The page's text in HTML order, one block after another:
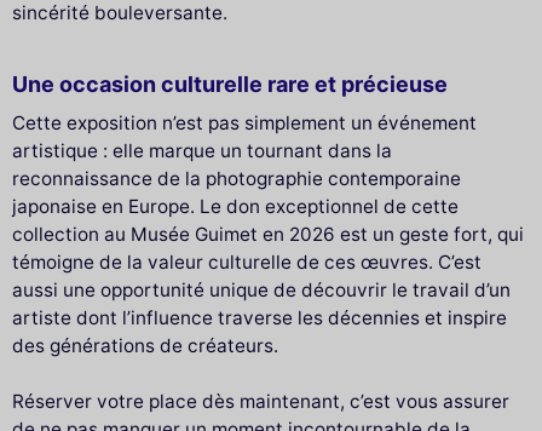
sincérité bouleversante.
Une occasion culturelle rare et précieuse
Cette exposition n’est pas simplement un événement
artistique : elle marque un tournant dans la
reconnaissance de la photographie contemporaine
japonaise en Europe. Le don exceptionnel de cette
collection au Musée Guimet en 2026 est un geste fort, qui
témoigne de la valeur culturelle de ces œuvres. C’est
aussi une opportunité unique de découvrir le travail d’un
artiste dont l’influence traverse les décennies et inspire
des générations de créateurs.
Réserver votre place dès maintenant, c’est vous assurer